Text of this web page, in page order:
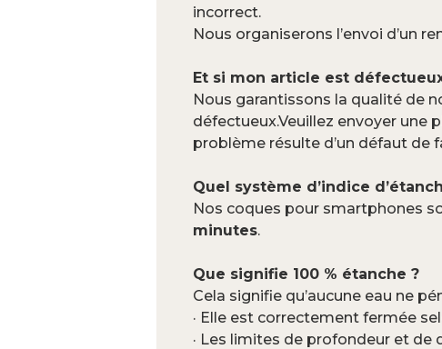
incorrect.
Nous organiserons l’envoi d’un
Et si mon article est
Nous garantissons la qualité de
défectueux.Veuillez envoyer une
problème résulte d’un défaut de
Quel système d’indice
Nos coques pour smartphones
minutes.
Que signifie 100 % étanche ?
Cela signifie qu’aucune eau ne
· Elle est correctement fermée
· Les limites de profondeur et de